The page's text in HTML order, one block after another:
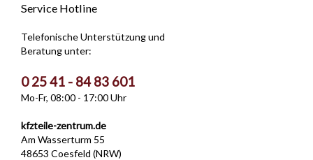
Service Hotline
Telefonische Unterstützung und
Beratung unter:
0 25 41 - 84 83 601
Mo-Fr, 08:00 - 17:00 Uhr
kfzteile-zentrum.de
Am Wasserturm 55
48653 Coesfeld (NRW)